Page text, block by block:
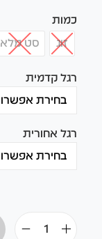
כמות
זוג
סט מלא
רגל קדמית
רגל אחורית